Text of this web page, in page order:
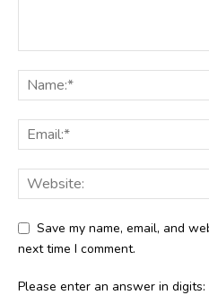
Save my name, email, and
next time I comment.
Please enter an answer in digits: